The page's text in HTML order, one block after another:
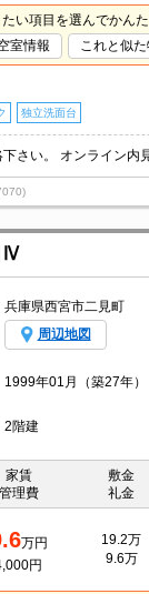
い項目を選んでかん
室情報 これと似
独立洗面台
Ⅳ
兵庫県西宮市二見町
周辺地図
1999年01月（築27年）
2階建
家賃
管理費
敷金
礼金
万円
円
19.2万
9.6万